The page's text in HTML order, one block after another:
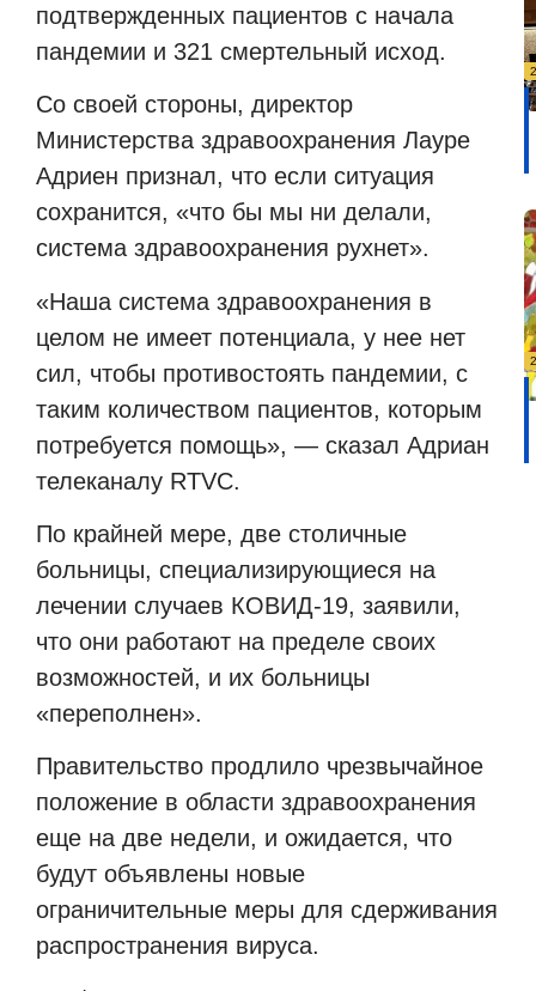
подтвержденных пациентов с начала
пандемии и 321 смертельный исход.
Со своей стороны, директор
Министерства здравоохранения Лауре
Адриен признал, что если ситуация
сохранится, «что бы мы ни делали,
система здравоохранения рухнет».
«Наша система здравоохранения в
целом не имеет потенциала, у нее нет
сил, чтобы противостоять пандемии, с
таким количеством пациентов, которым
потребуется помощь», — сказал Адриан
телеканалу RTVC.
По крайней мере, две столичные
больницы, специализирующиеся на
лечении случаев КОВИД-19, заявили,
что они работают на пределе своих
возможностей, и их больницы
«переполнен».
Правительство продлило чрезвычайное
положение в области здравоохранения
еще на две недели, и ожидается, что
будут объявлены новые
ограничительные меры для сдерживания
распространения вируса.